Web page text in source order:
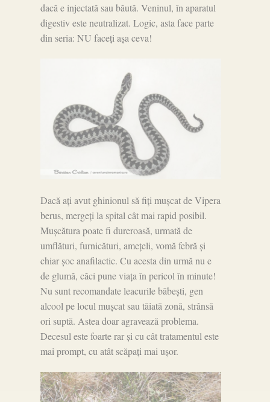
dacă e injectată sau băută. Veninul, în aparatul
digestiv este neutralizat. Logic, asta face parte
din seria: NU faceți așa ceva!
Dacă ați avut ghinionul să fiți mușcat de Vipera
berus, mergeți la spital cât mai rapid posibil.
Mușcătura poate fi dureroasă, urmată de
umflături, furnicături, amețeli, vomă febră și
chiar șoc anafilactic. Cu acesta din urmă nu e
de glumă, căci pune viața în pericol în minute!
Nu sunt recomandate leacurile băbești, gen
alcool pe locul mușcat sau tăiată zonă, strânsă
ori suptă. Astea doar agravează problema.
Decesul este foarte rar și cu cât tratamentul este
mai prompt, cu atât scăpați mai ușor.